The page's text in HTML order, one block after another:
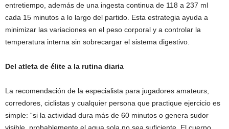
entretiempo, además de una ingesta continua de 118 a 237 ml
cada 15 minutos a lo largo del partido. Esta estrategia ayuda a
minimizar las variaciones en el peso corporal y a controlar la
temperatura interna sin sobrecargar el sistema digestivo.
Del atleta de élite a la rutina diaria
La recomendación de la especialista para jugadores amateurs,
corredores, ciclistas y cualquier persona que practique ejercicio es
simple: “si la actividad dura más de 60 minutos o genera sudor
visible, probablemente el agua sola no sea suficiente. El cuerpo